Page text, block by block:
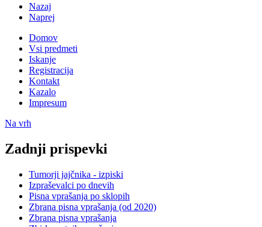
Nazaj
Naprej
Domov
Vsi predmeti
Iskanje
Registracija
Kontakt
Kazalo
Impresum
Na vrh
Zadnji prispevki
Tumorji jajčnika - izpiski
Izpraševalci po dnevih
Pisna vprašanja po sklopih
Zbrana pisna vprašanja (od 2020)
Zbrana pisna vprašanja